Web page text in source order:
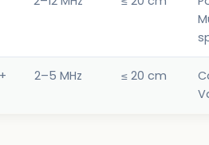
2–5 MHz ≤ 20 cm